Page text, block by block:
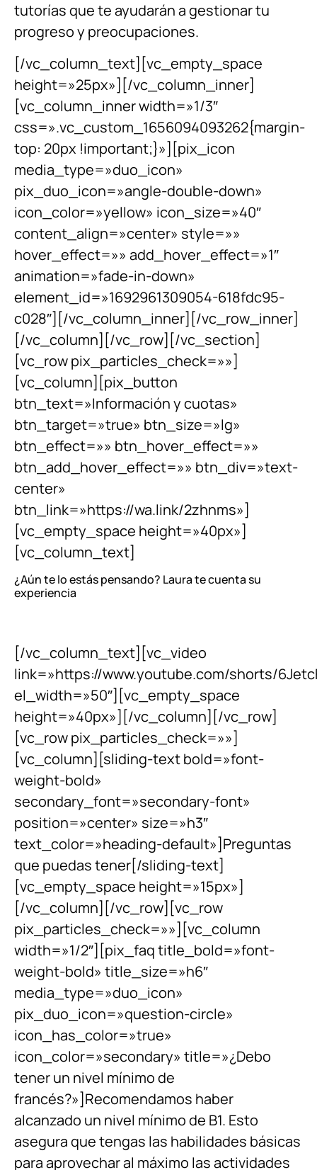
tutorías que te ayudarán a gestionar tu
progreso y preocupaciones.
[/vc_column_text][vc_empty_space
height=»25px»][/vc_column_inner]
[vc_column_inner width=»1/3″
css=».vc_custom_1656094093262{margin-
top: 20px !important;}»][pix_icon
media_type=»duo_icon»
pix_duo_icon=»angle-double-down»
icon_color=»yellow» icon_size=»40″
content_align=»center» style=»»
hover_effect=»» add_hover_effect=»1″
animation=»fade-in-down»
element_id=»1692961309054-618fdc95-
c028″][/vc_column_inner][/vc_row_inner]
[/vc_column][/vc_row][/vc_section]
[vc_row pix_particles_check=»»]
[vc_column][pix_button
btn_text=»Información y cuotas»
btn_target=»true» btn_size=»lg»
btn_effect=»» btn_hover_effect=»»
btn_add_hover_effect=»» btn_div=»text-
center»
btn_link=»https://wa.link/2zhnms»]
[vc_empty_space height=»40px»]
[vc_column_text]
¿Aún te lo estás pensando? Laura te cuenta su
experiencia
[/vc_column_text][vc_video
link=»https://www.youtube.com/shorts/
el_width=»50″][vc_empty_space
height=»40px»][/vc_column][/vc_row]
[vc_row pix_particles_check=»»]
[vc_column][sliding-text bold=»font-
weight-bold»
secondary_font=»secondary-font»
position=»center» size=»h3″
text_color=»heading-default»]Preguntas
que puedas tener[/sliding-text]
[vc_empty_space height=»15px»]
[/vc_column][/vc_row][vc_row
pix_particles_check=»»][vc_column
width=»1/2″][pix_faq title_bold=»font-
weight-bold» title_size=»h6″
media_type=»duo_icon»
pix_duo_icon=»question-circle»
icon_has_color=»true»
icon_color=»secondary» title=»¿Debo
tener un nivel mínimo de
francés?»]Recomendamos haber
alcanzado un nivel mínimo de B1. Esto
asegura que tengas las habilidades básicas
para aprovechar al máximo las actividades